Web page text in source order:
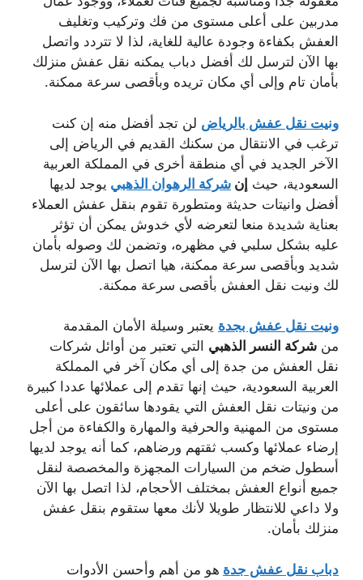
مدربين على أعلى مستوى من فك وتركيب وتغليف
العفش بكفاءة وجودة عالية للغاية، لذا لا تتردد واتصل
بها الآن لترسل لك أفضل دباب يمكنه نقل عفش منزلك
بأمان تام وإلى أي مكان تريده وبأقصى سرعة ممكنة.
ونيت نقل عفش بالرياض لن تجد أفضل منه إن كنت
ترغب في الانتقال من سكنك القديم في الرياض إلى
الآخر الجديد في أي منطقة أخرى في المملكة العربية
السعودية، حيث إن شركة الرهوان الذهبي يوجد لديها
أفضل وانيتات حديثة ومتطورة تقوم بنقل عفش العملاء
بعناية شديدة منعا لتعرضه لأي خدوش يمكن أن تؤثر
عليه بشكل سلبي في مظهره، وتضمن لك وصوله بأمان
شديد وبأقصى سرعة ممكنة، هيا اتصل بها الآن لترسل
لك ونيت نقل العفش بأقصى سرعة ممكنة.
ونيت نقل عفش بجدة يعتبر وسيلة الأمان المقدمة
من شركة النسر الذهبي التي تعتبر من أوائل شركات
نقل العفش من جدة إلى أي مكان آخر في المملكة
العربية السعودية، حيث إنها تقدم إلى عملائها عددا كبيرة
من ونيتات نقل العفش التي يقودها سائقون على أعلى
مستوى من المهنية والحرفية والمهارة والكفاءة من أجل
إرضاء عملائها وكسب ثقتهم ورضاهم، كما أنه يوجد لديها
أسطول ضخم من السيارات المجهزة والمخصصة لنقل
جميع أنواع العفش بمختلف الأحجام، لذا اتصل بها الآن
ولا داعي للانتظار طويلا لأنك معها ستقوم بنقل عفش
منزلك بأمان.
دباب نقل عفش جدة هو من أهم وأحسن الأدوات